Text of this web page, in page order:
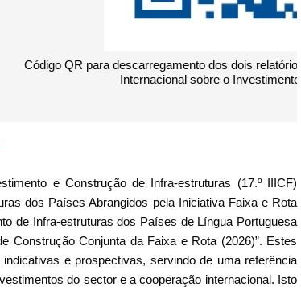
índices, divulgados no 17.º Fórum e Exposição
de Infra-estruturas
e Construção de Infra-estruturas (17.º IIICF)
dos Países Abrangidos pela Iniciativa Faixa e Rota
de Infra-estruturas dos Países de Língua Portuguesa
Construção Conjunta da Faixa e Rota (2026)”. Estes
e prospectivas, servindo de uma referência
do sector e a cooperação internacional. Isto